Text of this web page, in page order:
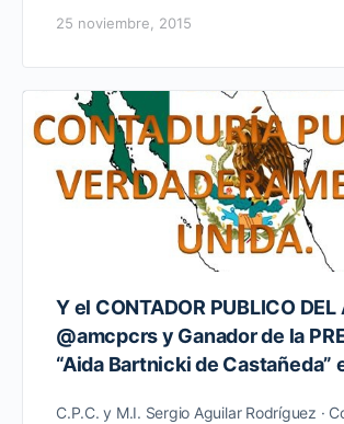
25 noviembre, 2015
Y el CONTADOR PUBLICO DEL
@amcpcrs y Ganador de la
“Aida Bartnicki de Castañeda”
C.P.C. y M.I. Sergio Aguilar Rodríguez ·